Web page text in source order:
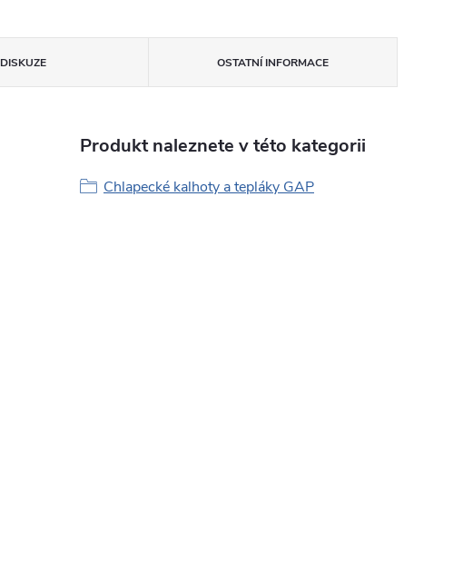
DISKUZE OSTATNÍ INFORMACE
Produkt naleznete v této kategorii
Chlapecké kalhoty a tepláky GAP